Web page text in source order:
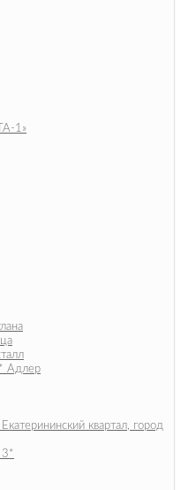
1»
Адлер
квартал, город
3*